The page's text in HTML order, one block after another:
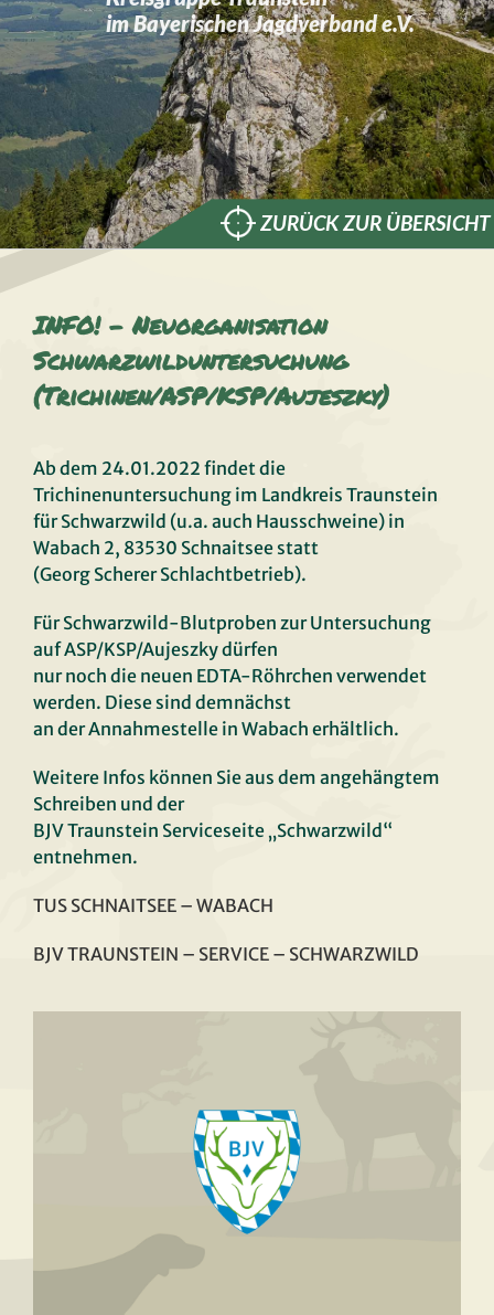
im Bayerischen Jagdverband e.V.
ZURÜCK ZUR ÜBERSICHT
INFO! – Neuorganisation
Schwarzwilduntersuchung
(Trichinen/ASP/KSP/Aujeszky)
Ab dem 24.01.2022 findet die
Trichinenuntersuchung im Landkreis Traunstein
für Schwarzwild (u.a. auch Hausschweine) in
Wabach 2, 83530 Schnaitsee statt
(Georg Scherer Schlachtbetrieb).
Für Schwarzwild-Blutproben zur Untersuchung
auf ASP/KSP/Aujeszky dürfen
nur noch die neuen EDTA-Röhrchen verwendet
werden. Diese sind demnächst
an der Annahmestelle in Wabach erhältlich.
Weitere Infos können Sie aus dem angehängtem
Schreiben und der
BJV Traunstein Serviceseite „Schwarzwild“
entnehmen.
TUS SCHNAITSEE – WABACH
BJV TRAUNSTEIN – SERVICE – SCHWARZWILD